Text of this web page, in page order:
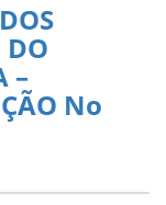
DO
–
No